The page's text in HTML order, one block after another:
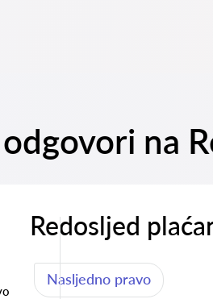
na
Redosljed
Nasljedno pravo